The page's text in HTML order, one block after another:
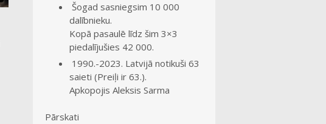
Šogad sasniegsim 10 000
dalībnieku.
Kopā pasaulē līdz šim 3×3
piedalījušies 42 000.
1990.-2023. Latvijā notikuši 63
saieti (Preiļi ir 63.).
Apkopojis Aleksis Sarma
Pārskati